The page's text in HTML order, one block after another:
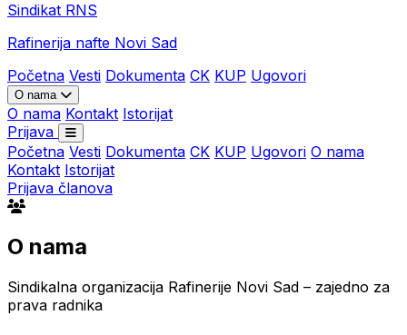
Sindikat RNS
Rafinerija nafte Novi Sad
Početna Vesti Dokumenta CK KUP Ugovori
O nama
O nama Kontakt Istorijat
Prijava
Početna Vesti Dokumenta CK KUP Ugovori O nama
Kontakt Istorijat
Prijava članova
O nama
Sindikalna organizacija Rafinerije Novi Sad – zajedno za
prava radnika